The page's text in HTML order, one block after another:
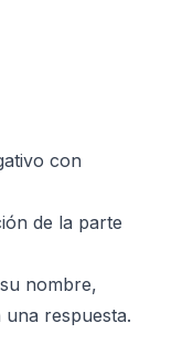
con
de la parte
nombre,
respuesta.